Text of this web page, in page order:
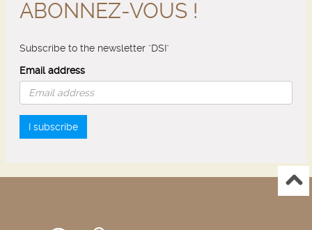
ABONNEZ-VOUS !
Subscribe to the newsletter "DSI"
Email address
I subscribe